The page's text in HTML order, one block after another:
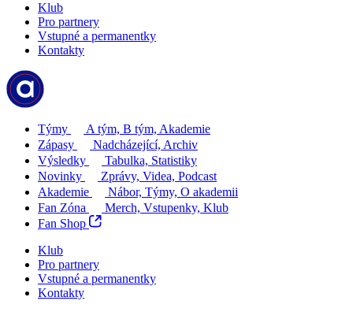
Klub
Pro partnery
Vstupné a permanentky
Kontakty
Týmy
A tým, B tým, Akademie
Zápasy
Nadcházející, Archiv
Výsledky
Tabulka, Statistiky
Novinky
Zprávy, Videa, Podcast
Akademie
Nábor, Týmy, O akademii
Fan Zóna
Merch, Vstupenky, Klub
Fan Shop
Klub
Pro partnery
Vstupné a permanentky
Kontakty